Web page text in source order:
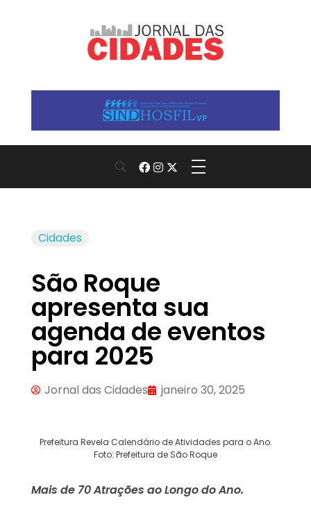
Cidades
São Roque
apresenta sua
agenda de eventos
para 2025
Jornal das Cidades janeiro 30, 2025
Prefeitura Revela Calendário de Atividades para o Ano.
Foto: Prefeitura de São Roque
Mais de 70 Atrações ao Longo do Ano.